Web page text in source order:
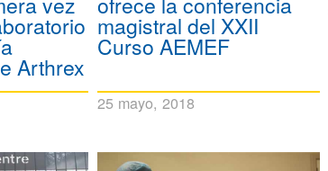
Arthrex
magistral del XXII
Curso AEMEF
25 mayo, 2018